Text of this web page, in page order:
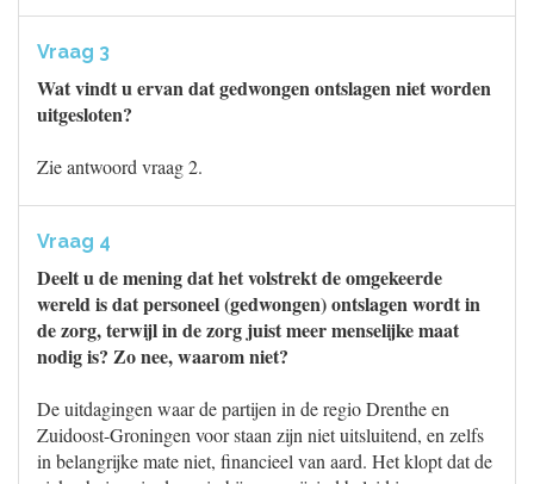
Vraag 3
Wat vindt u ervan dat gedwongen ontslagen niet worden
uitgesloten?
Zie antwoord vraag 2.
Vraag 4
Deelt u de mening dat het volstrekt de omgekeerde
wereld is dat personeel (gedwongen) ontslagen wordt in
de zorg, terwijl in de zorg juist meer menselijke maat
nodig is? Zo nee, waarom niet?
De uitdagingen waar de partijen in de regio Drenthe en
Zuidoost-Groningen voor staan zijn niet uitsluitend, en zelfs
in belangrijke mate niet, financieel van aard. Het klopt dat de